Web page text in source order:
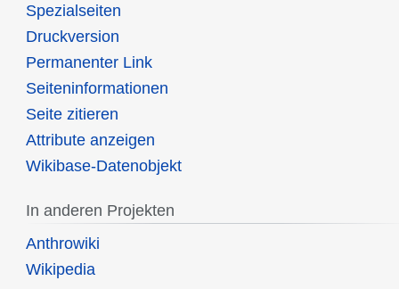
Spezialseiten
Druckversion
Permanenter Link
Seiten­informationen
Seite zitieren
Attribute anzeigen
Wikibase-Datenobjekt
In anderen Projekten
Anthrowiki
Wikipedia